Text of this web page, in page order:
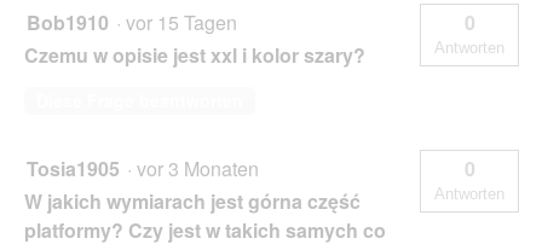
Bob1910 · vor 15 Tagen
Czemu w opisie jest xxl i kolor szary?
0
Antworten
Tosia1905 · vor 3 Monaten
W jakich wymiarach jest górna część
platformy? Czy jest w takich samych co
0
Antworten